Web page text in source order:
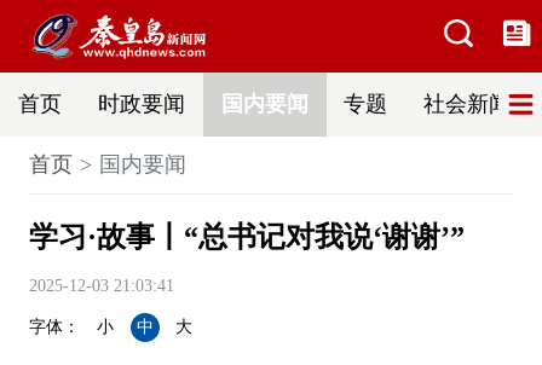
首页 时政要闻 国内要闻 专题 社会新闻
首页 国内要闻
学习·故事丨“总书记对我说‘谢谢’”
2025-12-03 21:03:41
字体： 小 中 大